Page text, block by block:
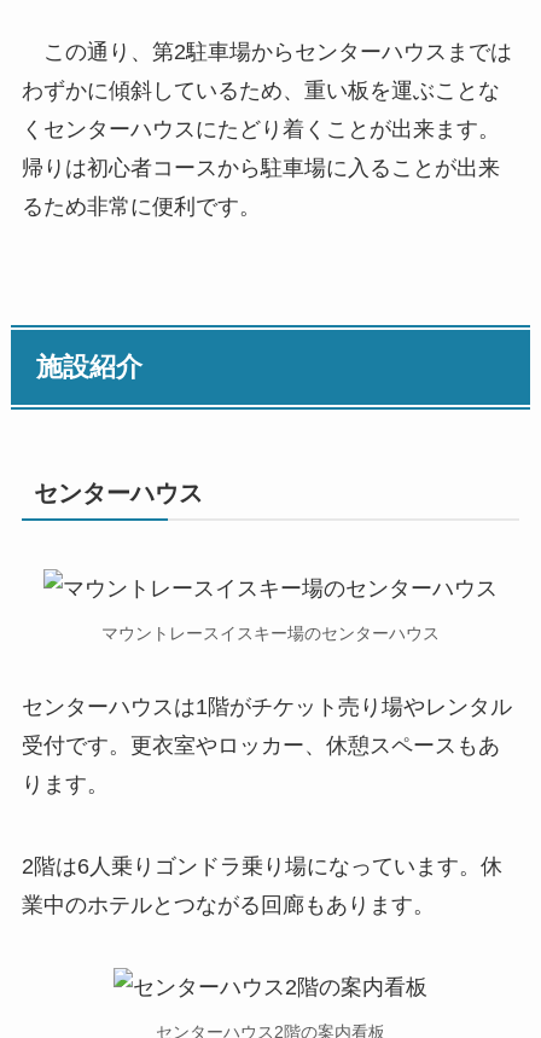
この通り、第2駐車場からセンターハウスまでは
わずかに傾斜しているため、重い板を運ぶことな
くセンターハウスにたどり着くことが出来ます。
帰りは初心者コースから駐車場に入ることが出来
るため非常に便利です。
施設紹介
センターハウス
マウントレースイスキー場のセンターハウス
センターハウスは1階がチケット売り場やレンタル
受付です。更衣室やロッカー、休憩スペースもあ
ります。
2階は6人乗りゴンドラ乗り場になっています。休
業中のホテルとつながる回廊もあります。
センターハウス2階の案内看板